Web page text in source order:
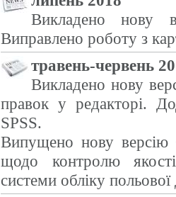
Викладено нову
Виправлено роботу з
травень-червень
Викладено нову
правок у редакторі.
SPSS.
Випущено нову
щодо контролю
системи обліку польової